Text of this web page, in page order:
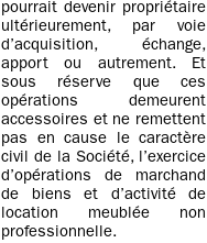
pourrait devenir propriétaire
ultérieurement, par voie
d’acquisition, échange,
apport ou autrement. Et
sous réserve que ces
opérations demeurent
accessoires et ne remettent
pas en cause le caractère
civil de la Société, l’exercice
d’opérations de marchand
de biens et d’activité de
location meublée non
professionnelle.